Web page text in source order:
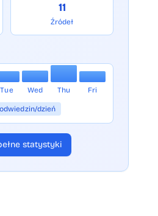
11
Źródeł
Tue Wed Thu Fri
dzień
statystyki